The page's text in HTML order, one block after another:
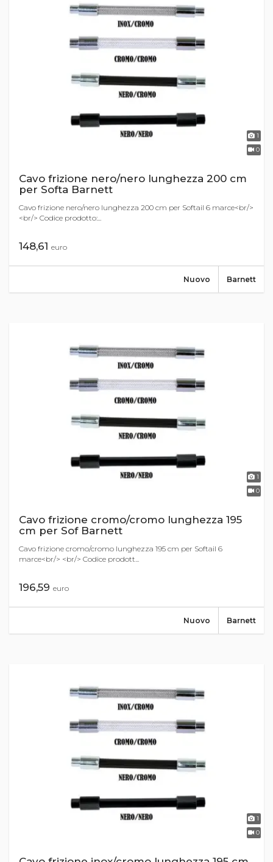
1
0
Cavo frizione nero/nero lunghezza 200 cm
per Softa Barnett
Cavo frizione nero/nero lunghezza 200 cm per Softail 6 marce<br/>
<br/> Codice prodotto:...
148,61 euro
Barnett
Nuovo
1
0
Cavo frizione cromo/cromo lunghezza 195
cm per Sof Barnett
Cavo frizione cromo/cromo lunghezza 195 cm per Softail 6
marce<br/> <br/> Codice prodott...
196,59 euro
Barnett
Nuovo
1
0